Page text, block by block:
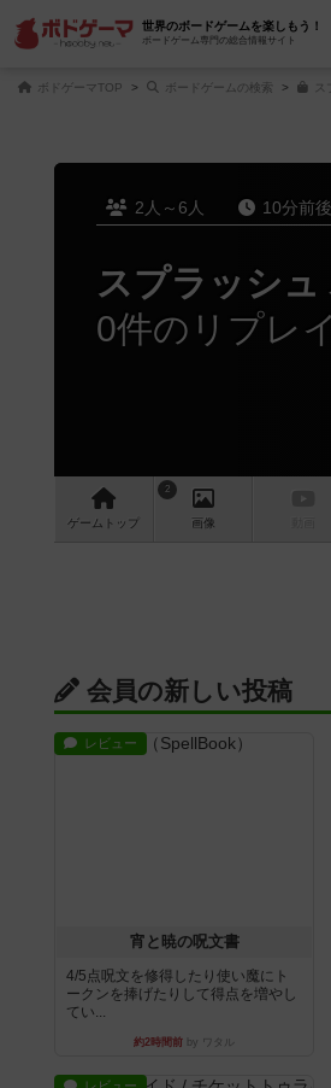
世界のボードゲームを楽しもう！
ボードゲーム専門の総合情報サイト
ボドゲーマTOP ボードゲームの検索 ス
2人～6人 10分前後
スプラッシュ
0件のリプレ
ゲーム トップ
2
画像
会員の新しい投稿
レビュー
宵と暁の呪文書
4/5点呪文を修得したり使い魔にト
ークンを捧げたりして得点を増やし
てい...
約2時間前 by ワタル